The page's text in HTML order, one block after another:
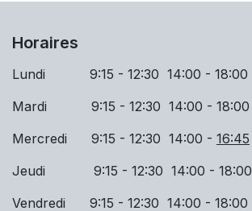
Horaires
Lundi 9:15 - 12:30 14:00 - 18:00
Mardi 9:15 - 12:30 14:00 - 18:00
Mercredi 9:15 - 12:30 14:00 - 16:45
Jeudi 9:15 - 12:30 14:00 - 18:00
Vendredi 9:15 - 12:30 14:00 - 18:00